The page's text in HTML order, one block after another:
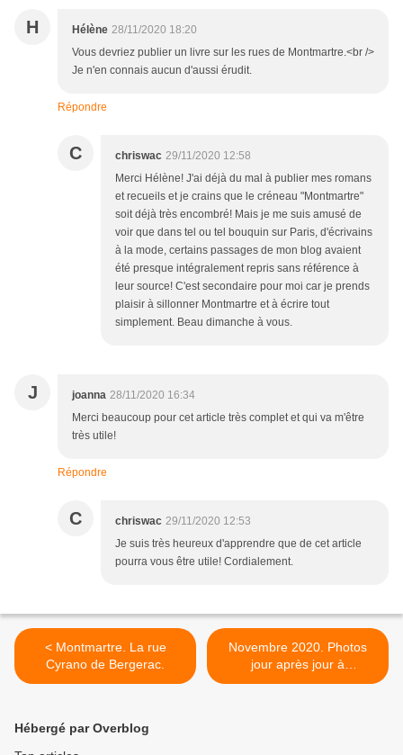
H Hélène 28/11/2020 18:20
Vous devriez publier un livre sur les rues de Montmartre.<br />
Je n'en connais aucun d'aussi érudit.
Répondre
C chriswac 29/11/2020 12:58
Merci Hélène! J'ai déjà du mal à publier mes romans
et recueils et je crains que le créneau "Montmartre"
soit déjà très encombré! Mais je me suis amusé de
voir que dans tel ou tel bouquin sur Paris, d'écrivains
à la mode, certains passages de mon blog avaient
été presque intégralement repris sans référence à
leur source! C'est secondaire pour moi car je prends
plaisir à sillonner Montmartre et à écrire tout
simplement. Beau dimanche à vous.
J joanna 28/11/2020 16:34
Merci beaucoup pour cet article très complet et qui va m'être
très utile!
Répondre
C chriswac 29/11/2020 12:53
Je suis très heureux d'apprendre que de cet article
pourra vous être utile! Cordialement.
< Montmartre. La rue
Cyrano de Bergerac.
Novembre 2020. Photos
jour après jour à
Montmartre. >
Hébergé par Overblog